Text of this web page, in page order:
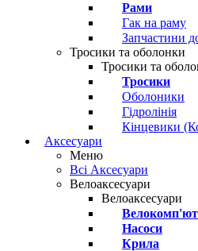
Рами
Гак на раму
Запчастини
Тросики та оболонки
Тросики та
Тросики
Оболоники
Гідролінія
Кінцевики
Аксесуари
Меню
Всі Аксесуари
Велоаксесуари
Велоаксесуари
Насоси
Крила